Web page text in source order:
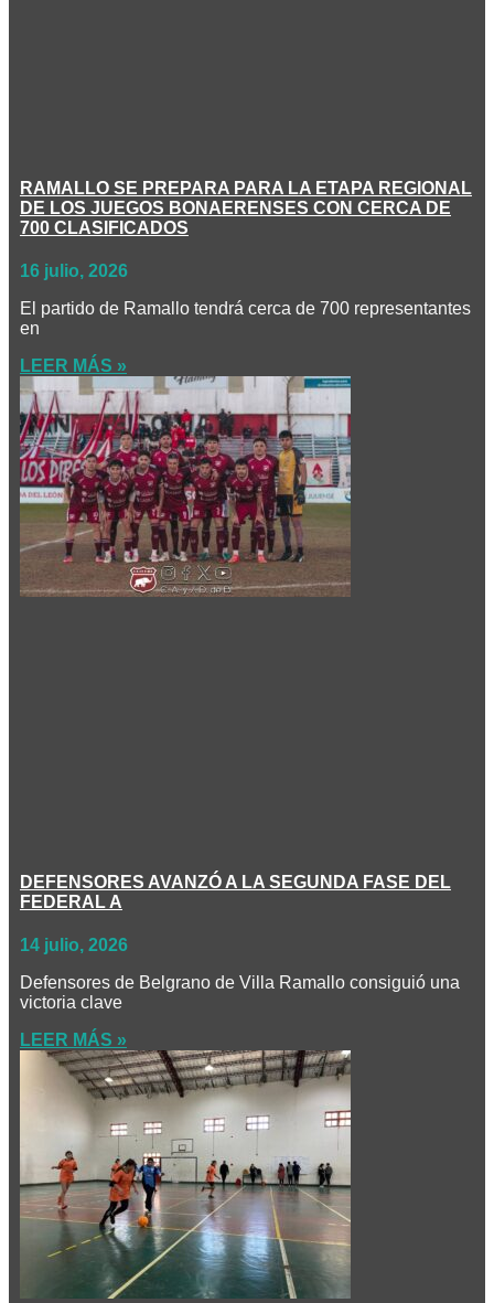
RAMALLO SE PREPARA PARA LA ETAPA REGIONAL
DE LOS JUEGOS BONAERENSES CON CERCA DE
700 CLASIFICADOS
16 julio, 2026
El partido de Ramallo tendrá cerca de 700 representantes
en
LEER MÁS »
DEFENSORES AVANZÓ A LA SEGUNDA FASE DEL
FEDERAL A
14 julio, 2026
Defensores de Belgrano de Villa Ramallo consiguió una
victoria clave
LEER MÁS »